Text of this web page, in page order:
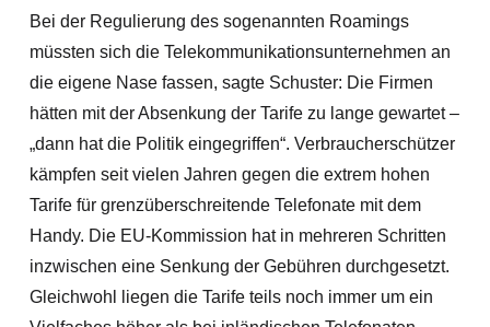
Bei der Regulierung des sogenannten Roamings
müssten sich die Telekommunikationsunternehmen an
die eigene Nase fassen, sagte Schuster: Die Firmen
hätten mit der Absenkung der Tarife zu lange gewartet –
„dann hat die Politik eingegriffen“. Verbraucherschützer
kämpfen seit vielen Jahren gegen die extrem hohen
Tarife für grenzüberschreitende Telefonate mit dem
Handy. Die EU-Kommission hat in mehreren Schritten
inzwischen eine Senkung der Gebühren durchgesetzt.
Gleichwohl liegen die Tarife teils noch immer um ein